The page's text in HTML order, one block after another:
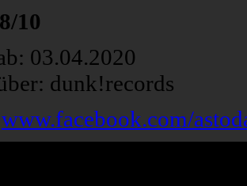
10
03.04.2020
dunk!records
www.facebook.com/